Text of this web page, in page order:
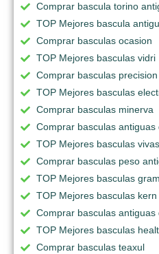
Comprar bascula torino
TOP Mejores bascula
Comprar basculas ocasion
TOP Mejores basculas vidri
Comprar basculas precision
TOP Mejores basculas
Comprar basculas minerva
Comprar basculas antiguas
TOP Mejores basculas
Comprar basculas peso
TOP Mejores basculas
TOP Mejores basculas kern
Comprar basculas antiguas
TOP Mejores basculas
Comprar basculas teaxul